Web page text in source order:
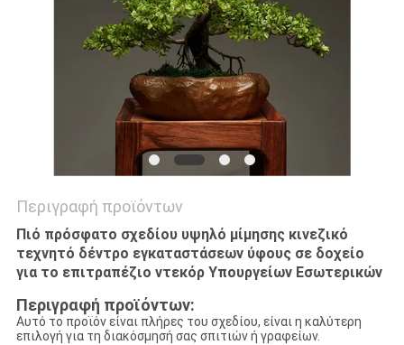
SITEMAP
ΑΠΟΡΡΉΤΟΥ
Περιγραφή προϊόντων
Πιό πρόσφατο σχεδίου υψηλό μίμησης κινεζικό
τεχνητό δέντρο εγκαταστάσεων ύφους σε δοχείο
για το επιτραπέζιο ντεκόρ Υπουργείων Εσωτερικών
Περιγραφή προϊόντων:
Αυτό το προϊόν είναι πλήρες του σχεδίου, είναι η καλύτερη
επιλογή για τη διακόσμησή σας σπιτιών ή γραφείων.